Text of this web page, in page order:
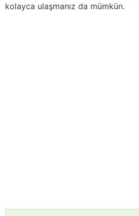
kolayca ulaşmanız da mümkün.